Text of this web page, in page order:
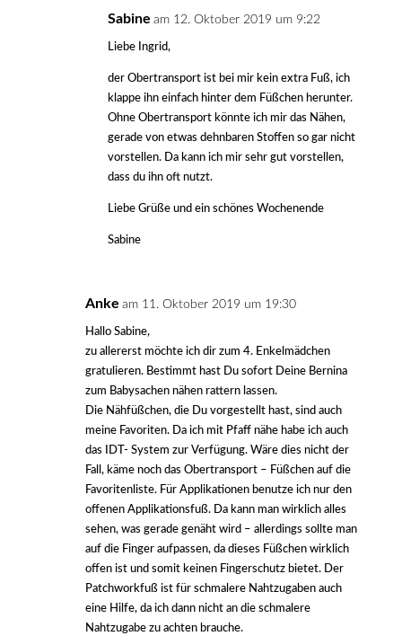
Sabine am 12. Oktober 2019 um 9:22
Liebe Ingrid,
der Obertransport ist bei mir kein extra Fuß, ich
klappe ihn einfach hinter dem Füßchen herunter.
Ohne Obertransport könnte ich mir das Nähen,
gerade von etwas dehnbaren Stoffen so gar nicht
vorstellen. Da kann ich mir sehr gut vorstellen,
dass du ihn oft nutzt.
Liebe Grüße und ein schönes Wochenende
Sabine
Anke am 11. Oktober 2019 um 19:30
Hallo Sabine,
zu allererst möchte ich dir zum 4. Enkelmädchen
gratulieren. Bestimmt hast Du sofort Deine Bernina
zum Babysachen nähen rattern lassen.
Die Nähfüßchen, die Du vorgestellt hast, sind auch
meine Favoriten. Da ich mit Pfaff nähe habe ich auch
das IDT- System zur Verfügung. Wäre dies nicht der
Fall, käme noch das Obertransport – Füßchen auf die
Favoritenliste. Für Applikationen benutze ich nur den
offenen Applikationsfuß. Da kann man wirklich alles
sehen, was gerade genäht wird – allerdings sollte man
auf die Finger aufpassen, da dieses Füßchen wirklich
offen ist und somit keinen Fingerschutz bietet. Der
Patchworkfuß ist für schmalere Nahtzugaben auch
eine Hilfe, da ich dann nicht an die schmalere
Nahtzugabe zu achten brauche.